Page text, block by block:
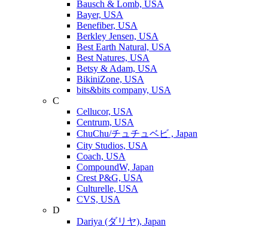
Bausch & Lomb, USA
Bayer, USA
Benefiber, USA
Berkley Jensen, USA
Best Earth Natural, USA
Best Natures, USA
Betsy & Adam, USA
BikiniZone, USA
bits&bits company, USA
C
Cellucor, USA
Centrum, USA
ChuChu/チュチュベビ , Japan
City Studios, USA
Coach, USA
CompoundW, Japan
Crest P&G, USA
Culturelle, USA
CVS, USA
D
Dariya (ダリヤ), Japan